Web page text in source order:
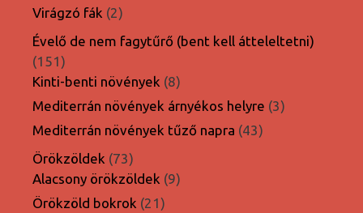
Virágzó fák 22
termék
Évelő de nem fagytűrő (bent kell átteleltetni)
151151
termék
Kinti-benti növények 88
termék
Mediterrán növények árnyékos helyre 33
Mediterrán növények tűző napra 4343
Örökzöldek 7373
termék
Alacsony örökzöldek 99
Örökzöld bokrok 2121